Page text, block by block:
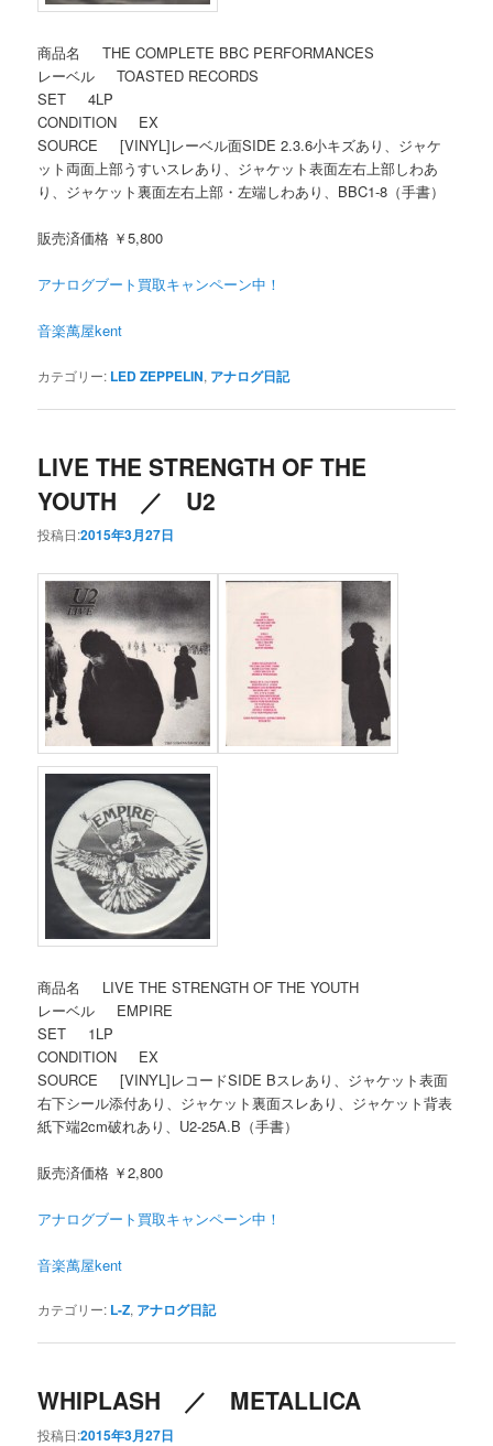
商品名 THE COMPLETE BBC PERFORMANCES
レーベル TOASTED RECORDS
SET 4LP
CONDITION EX
SOURCE [VINYL]レーベル面SIDE 2.3.6小キズあり、ジャケ
ット両面上部うすいスレあり、ジャケット表面左右上部しわあ
り、ジャケット裏面左右上部・左端しわあり、BBC1-8（手書）
販売済価格 ￥5,800
アナログブート買取キャンペーン中！
音楽萬屋kent
カテゴリー: LED ZEPPELIN, アナログ日記
LIVE THE STRENGTH OF THE
YOUTH ／ U2
投稿日:2015年3月27日
商品名 LIVE THE STRENGTH OF THE YOUTH
レーベル EMPIRE
SET 1LP
CONDITION EX
SOURCE [VINYL]レコードSIDE Bスレあり、ジャケット表面
右下シール添付あり、ジャケット裏面スレあり、ジャケット背表
紙下端2cm破れあり、U2-25A.B（手書）
販売済価格 ￥2,800
アナログブート買取キャンペーン中！
音楽萬屋kent
カテゴリー: L-Z, アナログ日記
WHIPLASH ／ METALLICA
投稿日:2015年3月27日